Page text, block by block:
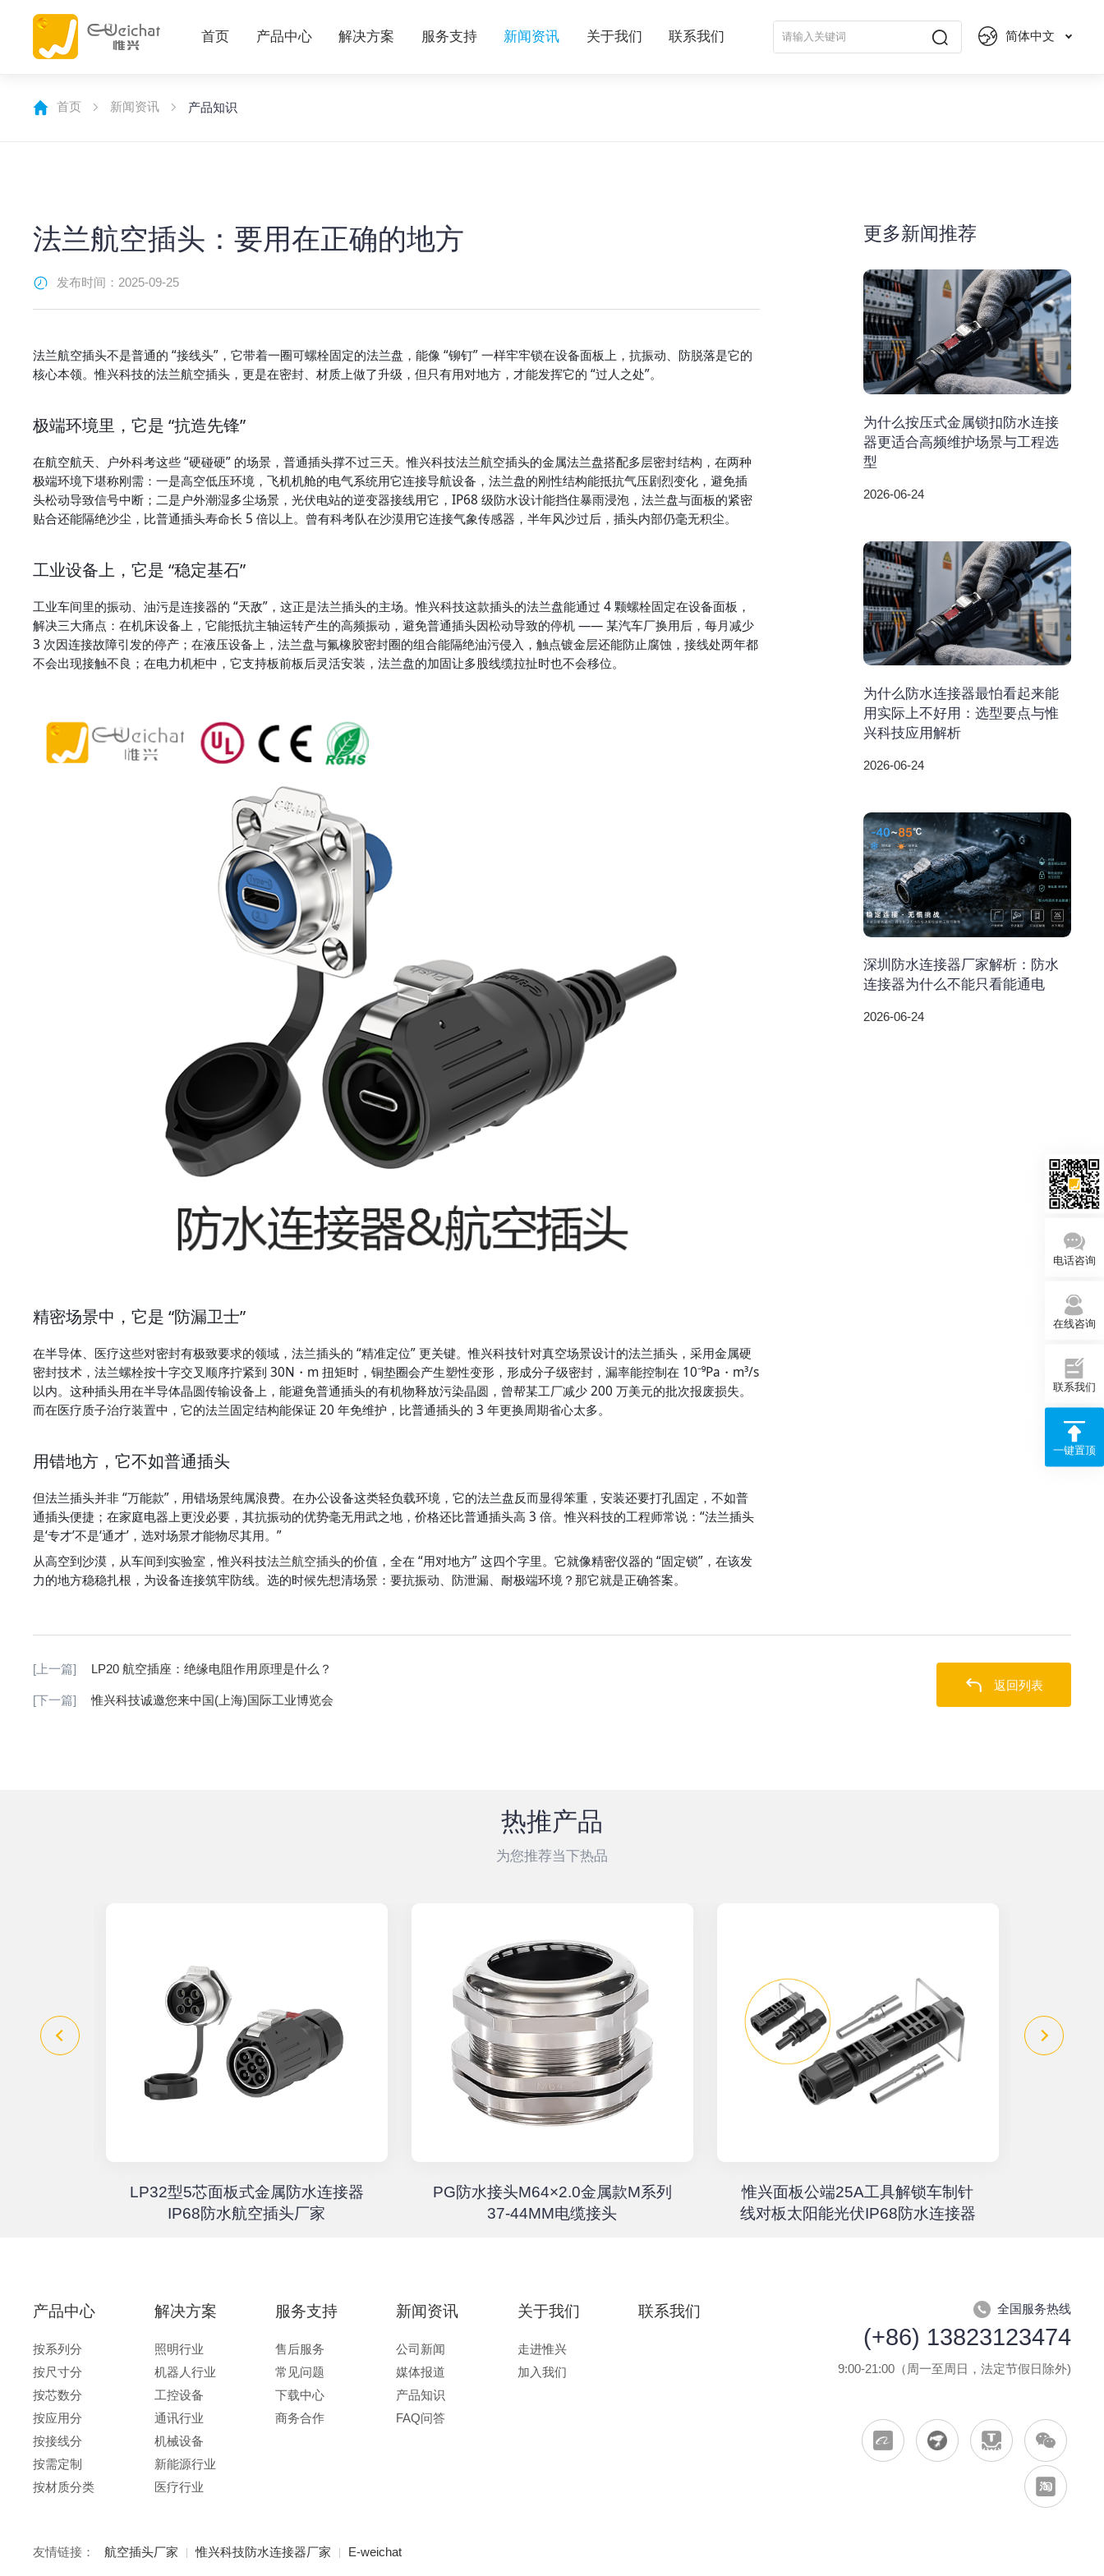
首页 产品中心 解决方案 服务支持 新闻资讯 关于我们 联系我们 简体中文
首页 新闻资讯 产品知识
法兰航空插头：要用在正确的地方
发布时间：2025-09-25
法兰航空插头不是普通的 “接线头”，它带着一圈可螺栓固定的法兰盘，能像 “铆钉” 一样牢牢锁在设备面板上，抗振动、防脱落是它的
核心本领。惟兴科技的法兰航空插头，更是在密封、材质上做了升级，但只有用对地方，才能发挥它的 “过人之处”。
极端环境里，它是 “抗造先锋”
在航空航天、户外科考这些 “硬碰硬” 的场景，普通插头撑不过三天。惟兴科技法兰航空插头的金属法兰盘搭配多层密封结构，在两种
极端环境下堪称刚需：一是高空低压环境，飞机机舱的电气系统用它连接导航设备，法兰盘的刚性结构能抵抗气压剧烈变化，避免插
头松动导致信号中断；二是户外潮湿多尘场景，光伏电站的逆变器接线用它，IP68 级防水设计能挡住暴雨浸泡，法兰盘与面板的紧密
贴合还能隔绝沙尘，比普通插头寿命长 5 倍以上。曾有科考队在沙漠用它连接气象传感器，半年风沙过后，插头内部仍毫无积尘。
工业设备上，它是 “稳定基石”
工业车间里的振动、油污是连接器的 “天敌”，这正是法兰插头的主场。惟兴科技这款插头的法兰盘能通过 4 颗螺栓固定在设备面板，
解决三大痛点：在机床设备上，它能抵抗主轴运转产生的高频振动，避免普通插头因松动导致的停机 —— 某汽车厂换用后，每月减少
3 次因连接故障引发的停产；在液压设备上，法兰盘与氟橡胶密封圈的组合能隔绝油污侵入，触点镀金层还能防止腐蚀，接线处两年都
不会出现接触不良；在电力机柜中，它支持板前板后灵活安装，法兰盘的加固让多股线缆拉扯时也不会移位。
精密场景中，它是 “防漏卫士”
在半导体、医疗这些对密封有极致要求的领域，法兰插头的 “精准定位” 更关键。惟兴科技针对真空场景设计的法兰插头，采用金属硬
密封技术，法兰螺栓按十字交叉顺序拧紧到 30N・m 扭矩时，铜垫圈会产生塑性变形，形成分子级密封，漏率能控制在 10⁻⁹Pa・m³/s
以内。这种插头用在半导体晶圆传输设备上，能避免普通插头的有机物释放污染晶圆，曾帮某工厂减少 200 万美元的批次报废损失。
而在医疗质子治疗装置中，它的法兰固定结构能保证 20 年免维护，比普通插头的 3 年更换周期省心太多。
用错地方，它不如普通插头
但法兰插头并非 “万能款”，用错场景纯属浪费。在办公设备这类轻负载环境，它的法兰盘反而显得笨重，安装还要打孔固定，不如普
通插头便捷；在家庭电器上更没必要，其抗振动的优势毫无用武之地，价格还比普通插头高 3 倍。惟兴科技的工程师常说：“法兰插头
是‘专才’不是‘通才’，选对场景才能物尽其用。”
从高空到沙漠，从车间到实验室，惟兴科技法兰航空插头的价值，全在 “用对地方” 这四个字里。它就像精密仪器的 “固定锁”，在该发
力的地方稳稳扎根，为设备连接筑牢防线。选的时候先想清场景：要抗振动、防泄漏、耐极端环境？那它就是正确答案。
更多新闻推荐
为什么按压式金属锁扣防水连接
器更适合高频维护场景与工程选
型
2026-06-24
为什么防水连接器最怕看起来能
用实际上不好用：选型要点与惟
兴科技应用解析
2026-06-24
深圳防水连接器厂家解析：防水
连接器为什么不能只看能通电
2026-06-24
[上一篇] LP20 航空插座：绝缘电阻作用原理是什么？
[下一篇] 惟兴科技诚邀您来中国(上海)国际工业博览会
返回列表
热推产品
为您推荐当下热品
LP32型5芯面板式金属防水连接器
IP68防水航空插头厂家
PG防水接头M64×2.0金属款M系列
37-44MM电缆接头
惟兴面板公端25A工具解锁车制针
线对板太阳能光伏IP68防水连接器
产品中心
按系列分
按尺寸分
按芯数分
按应用分
按接线分
按需定制
按材质分类
解决方案
照明行业
机器人行业
工控设备
通讯行业
机械设备
新能源行业
医疗行业
服务支持
售后服务
常见问题
下载中心
商务合作
新闻资讯
公司新闻
媒体报道
产品知识
FAQ问答
关于我们
走进惟兴
加入我们
联系我们 全国服务热线
(+86) 13823123474
9:00-21:00（周一至周日，法定节假日除外)
友情链接： 航空插头厂家 惟兴科技防水连接器厂家 E-weichat
电话咨询
在线咨询
联系我们
一键置顶